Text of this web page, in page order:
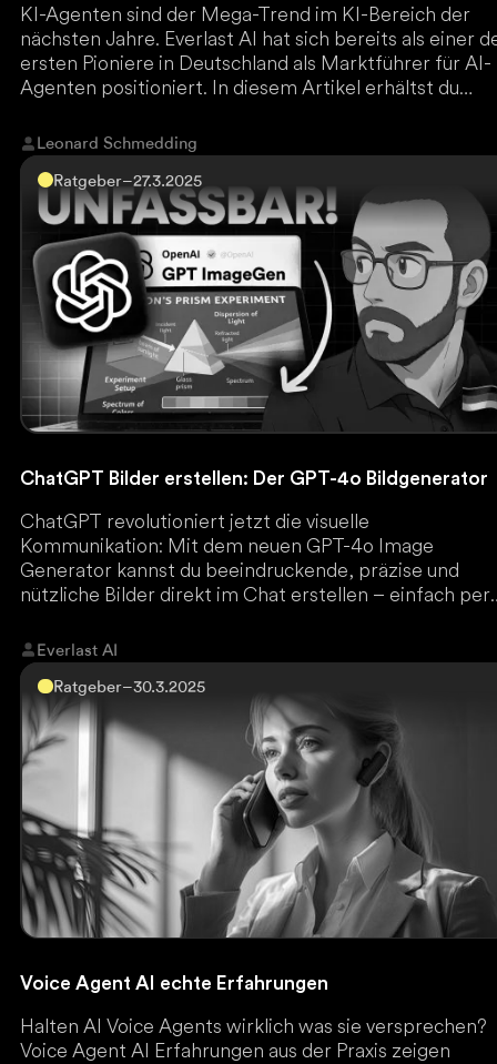
KI-Agenten sind der Mega-Trend im KI-Bereich der
nächsten Jahre. Everlast AI hat sich bereits als einer
ersten Pioniere in Deutschland als Marktführer für AI-
Agenten positioniert. In diesem Artikel erhältst du
Agenten wirklich sind und wie du davon profitierst.
Leonard Schmedding
Ratgeber–27.3.2025
ChatGPT Bilder erstellen: Der GPT-4o Bildgenerator
ChatGPT revolutioniert jetzt die visuelle
Kommunikation: Mit dem neuen GPT-4o Image
Generator kannst du beeindruckende, präzise und
nützliche Bilder direkt im Chat erstellen – einfach per
Everlast AI
Ratgeber–30.3.2025
Voice Agent AI echte Erfahrungen
Halten AI Voice Agents wirklich was sie versprechen?
Voice Agent AI Erfahrungen aus der Praxis zeigen